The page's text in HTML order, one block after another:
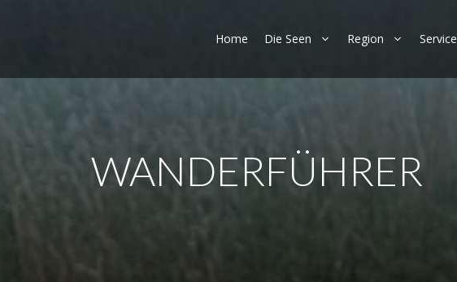
Home Die Seen Region Service
WANDERFÜHRER